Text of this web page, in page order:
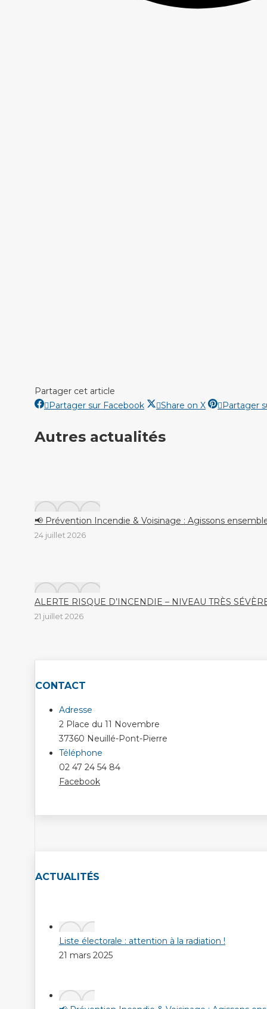
Partager cet article
Partager sur FacebookPartager
Facebook
Share on XPartagerPartager
Autres actualités
📢 Prévention Incendie & Voisinage : Agissons
24 juillet 2026
ALERTE RISQUE D’INCENDIE – NIVEAU TRÈS
21 juillet 2026
CONTACT
Adresse
2 Place du 11 Novembre
37360 Neuillé-Pont-Pierre
Téléphone
02 47 24 54 84
Facebook
ACTUALITÉS
Liste électorale : attention à la radiation !
21 mars 2025